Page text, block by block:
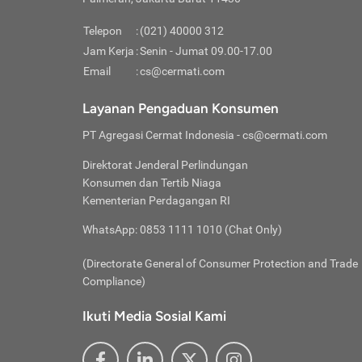
rendah
Jika
Kredit
Telepon :(021) 40000 312
Jam Kerja :Senin - Jumat 09.00-17.00
Email
:cs@cermati.com
Layanan Pengaduan Konsumen
PT Agregasi Cermat Indonesia - cs@cermati.com
Direktorat Jenderal Perlindungan
Konsumen dan Tertib Niaga
Kementerian Perdagangan RI
WhatsApp: 0853 1111 1010 (Chat Only)
(Directorate General of Consumer Protection and Trade
Compliance)
Ikuti Media Sosial Kami